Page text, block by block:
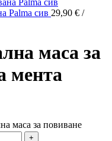
Palma сив 29,90 € /
маса за
мента
маса за повиване